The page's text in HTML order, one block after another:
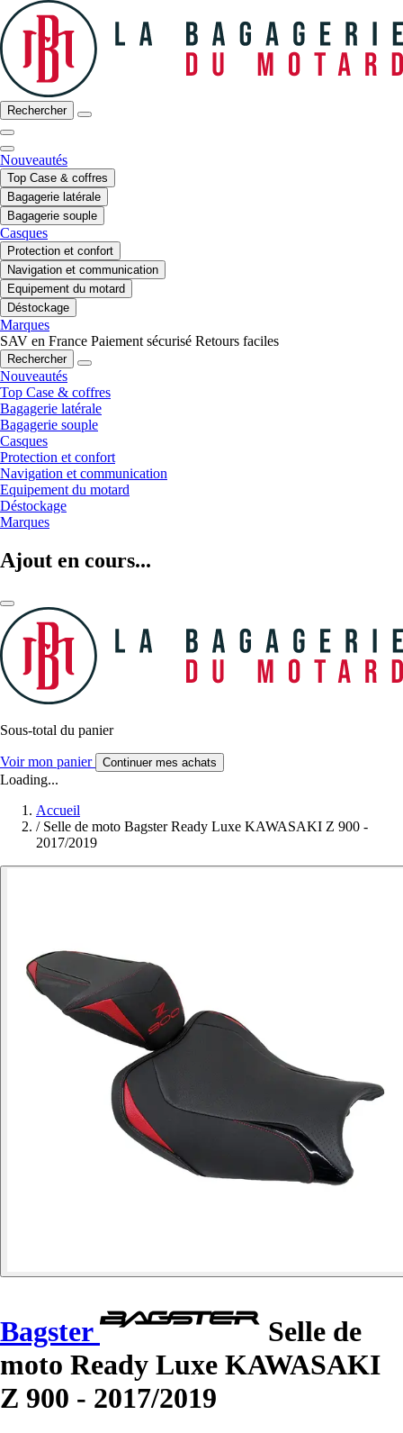
Rechercher
Nouveautés
Top Case & coffres
Bagagerie latérale
Bagagerie souple
Casques
Protection et confort
Navigation et communication
Equipement du motard
Déstockage
Marques
SAV en France Paiement sécurisé Retours faciles
Rechercher
Nouveautés
Top Case & coffres
Bagagerie latérale
Bagagerie souple
Casques
Protection et confort
Navigation et communication
Equipement du motard
Déstockage
Marques
Ajout en cours...
Sous-total du panier
Voir mon panier Continuer mes achats
Loading...
Accueil
/ Selle de moto Bagster Ready Luxe KAWASAKI Z 900 -
2017/2019
Bagster
Selle de
moto Ready Luxe KAWASAKI
Z 900 - 2017/2019